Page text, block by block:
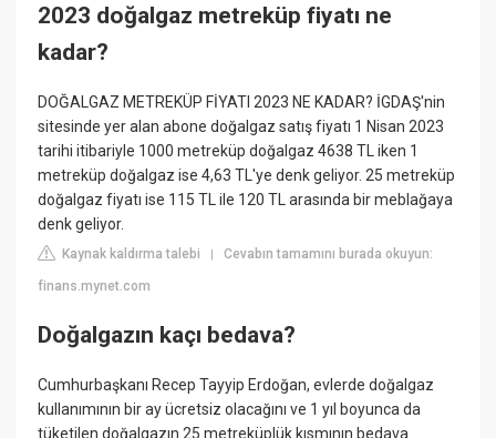
2023 doğalgaz metreküp fiyatı ne
kadar?
DOĞALGAZ METREKÜP FİYATI 2023 NE KADAR? İGDAŞ'nin
sitesinde yer alan abone doğalgaz satış fiyatı 1 Nisan 2023
tarihi itibariyle 1000 metreküp doğalgaz 4638 TL iken 1
metreküp doğalgaz ise 4,63 TL'ye denk geliyor. 25 metreküp
doğalgaz fiyatı ise 115 TL ile 120 TL arasında bir meblağaya
denk geliyor.
Kaynak kaldırma talebi |Cevabın tamamını burada okuyun:
finans.mynet.com
Doğalgazın kaçı bedava?
Cumhurbaşkanı Recep Tayyip Erdoğan, evlerde doğalgaz
kullanımının bir ay ücretsiz olacağını ve 1 yıl boyunca da
tüketilen doğalgazın 25 metreküplük kısmının bedava